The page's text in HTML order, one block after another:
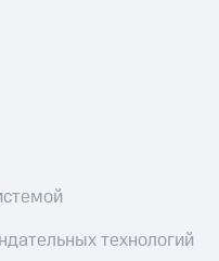
технологий